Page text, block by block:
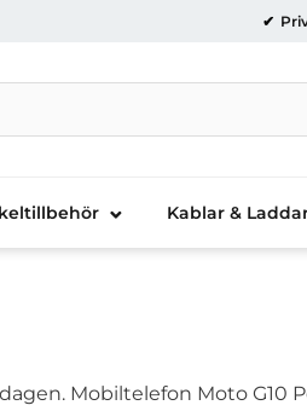
Kablar &
Mobiltelefon Moto G10